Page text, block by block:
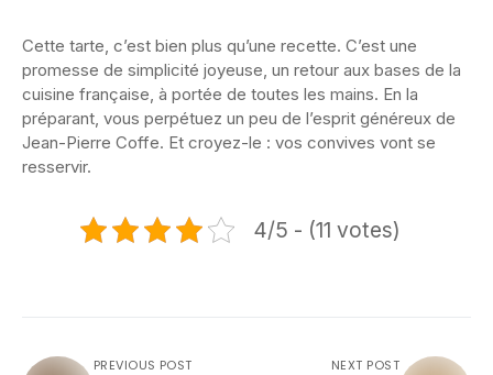
Cette tarte, c’est bien plus qu’une recette. C’est une
promesse de simplicité joyeuse, un retour aux bases de la
cuisine française, à portée de toutes les mains. En la
préparant, vous perpétuez un peu de l’esprit généreux de
Jean-Pierre Coffe. Et croyez-le : vos convives vont se
resservir.
4/5 - (11 votes)
PREVIOUS POST NEXT POST